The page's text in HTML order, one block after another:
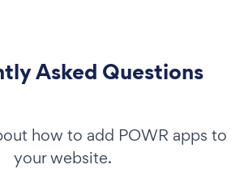
Asked Questions
how to add POWR apps to
your website.